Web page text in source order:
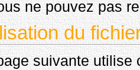
ne pouvez pas
du
suivante utilise